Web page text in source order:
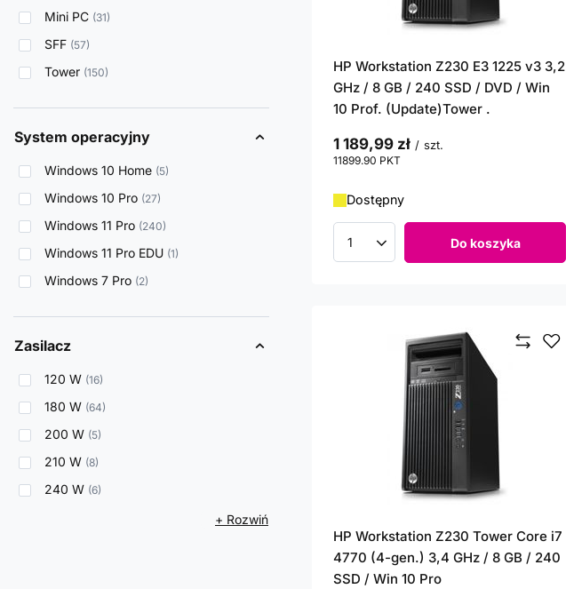
Mini PC 31
SFF 57
Tower 150
System operacyjny
Windows 10 Home 5
Windows 10 Pro 27
Windows 11 Pro 240
Windows 11 Pro EDU 1
Windows 7 Pro 2
Zasilacz
120 W 16
180 W 64
200 W 5
210 W 8
240 W 6
+ Rozwiń
HP Workstation Z230 E3 1225 v3 3,2
GHz / 8 GB / 240 SSD / DVD / Win
10 Prof. (Update)Tower .
1 189,99 zł / szt.
11899.90 PKT
Dostępny
Ilość produktów Do koszyka
HP Workstation Z230 Tower Core i7
4770 (4-gen.) 3,4 GHz / 8 GB / 240
SSD / Win 10 Pro